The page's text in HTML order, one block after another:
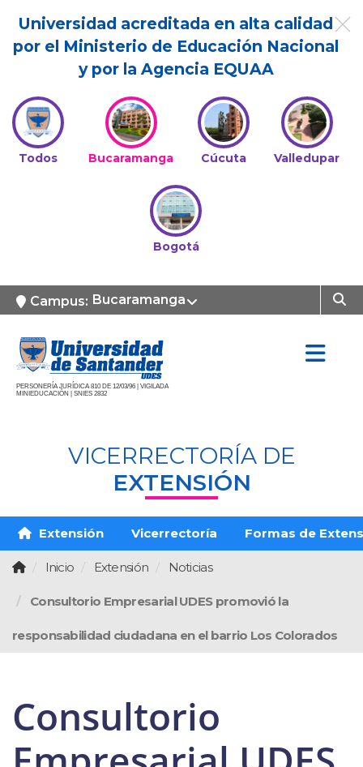
Universidad acreditada en alta calidad
por el Ministerio de Educación Nacional
y por la Agencia EQUAA
Todos Bucaramanga Cúcuta Valledupar
Bogotá
Campus: Bucaramanga
PERSONERÍA JURÍDICA 810 DE 12/03/96 | VIGILADA
MINIEDUCACIÓN | SNIES 2832
VICERRECTORÍA DE
EXTENSIÓN
Extensión Vicerrectoría Formas de
Inicio Extensión Noticias
Consultorio Empresarial UDES promovió la
responsabilidad ciudadana en el barrio Los Colorados
Consultorio